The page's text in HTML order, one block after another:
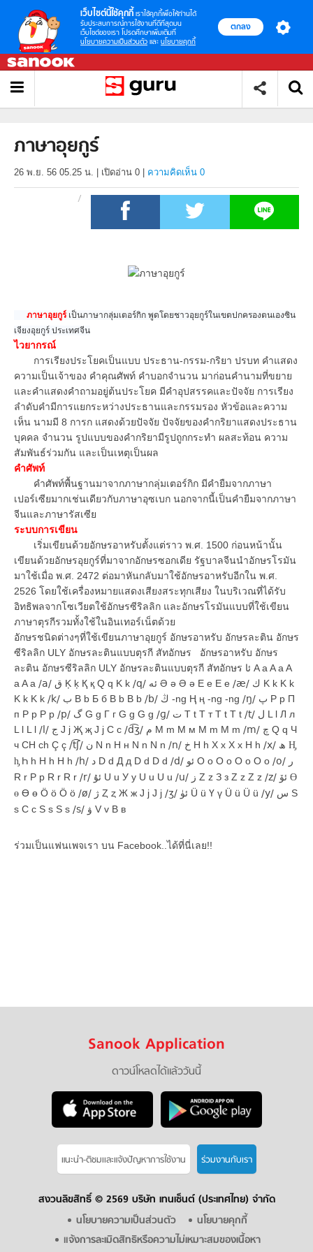
เว็บไซต์นี้ใช้คุกกี้ เราใช้คุกกี้เพื่อให้ท่านได้
รับประสบการณ์การใช้งานที่ดีที่สุดบน
เว็บไซต์ของเรา โปรดศึกษาเพิ่มเติมที่
นโยบายความเป็นส่วนตัว และ นโยบายคุกกี้
ตกลง
ภาษาอุยกูร์
26 พ.ย. 56 05.25 น. เปิดอ่าน 0 ความคิดเห็น 0
ภาษาอุยกูร์ เป็นภาษากลุ่มเตอร์กิก พูดโดยชาวอุยกูร์ในเขตปกครองตนเองซิน
เจียงอุยกูร์ ประเทศจีน
ไวยากรณ์
การเรียงประโยคเป็นแบบ ประธาน-กรรม-กริยา ปรบท คำแสดง
ความเป็นเจ้าของ คำคุณศัพท์ คำบอกจำนวน มาก่อนคำนามที่ขยาย
และคำแสดงคำถามอยู่ต้นประโยค มีคำอุปสรรคและปัจจัย การเรียง
ลำดับคำมีการแยกระหว่างประธานและกรรมรอง หัวข้อและความ
เห็น นามมี 8 การก แสดงด้วยปัจจัย ปัจจัยของคำกริยาแสดงประธาน
บุคคล จำนวน รูปแบบของคำกริยามีรูปถูกกระทำ ผลสะท้อน ความ
สัมพันธ์ร่วมกัน และเป็นเหตุเป็นผล
คำศัพท์
คำศัพท์พื้นฐานมาจากภาษากลุ่มเตอร์กิก มีคำยืมจากภาษา
เปอร์เซียมากเช่นเดียวกับภาษาอุซเบก นอกจากนี้เป็นคำยืมจากภาษา
จีนและภาษารัสเซีย
ระบบการเขียน
เริ่มเขียนด้วยอักษรอาหรับตั้งแต่ราว พ.ศ. 1500 ก่อนหน้านั้น
เขียนด้วยอักษรอุยกูร์ที่มาจากอักษรซอกเดีย รัฐบาลจีนนำอักษรโรมัน
มาใช้เมื่อ พ.ศ. 2472 ต่อมาหันกลับมาใช้อักษรอาหรับอีกใน พ.ศ.
2526 โดยใช้เครื่องหมายแสดงเสียงสระทุกเสียง ในบริเวณที่ได้รับ
อิทธิพลจากโซเวียตใช้อักษรซีริลลิก และอักษรโรมันแบบที่ใช้เขียน
ภาษาตุรกีรวมทั้งใช้ในอินเทอร์เน็ตด้วย
อักษรชนิดต่างๆที่ใช้เขียนภาษาอุยกูร์ อักษรอาหรับ อักษรละติน อักษร
ซีริลลิก ULY อักษรละตินแบบตุรกี สัทอักษร อักษรอาหรับ อักษร
ละติน อักษรซีริลลิก ULY อักษรละตินแบบตุรกี สัทอักษร ئا A a A a A
a A a /a/ ق Ķ ķ Қ қ Q q K k /q/ ئە Ə ə Ə ə E e E e /æ/
K k K k /k/ ب B b Б б B b B b /b/ ڭ -ng Ң ң -ng -ng /ŋ/
п P p P p /p/ گ G g Г г G g G g /ɡ/ ت T t Т т T t T t /t/
L l L l /l/ ج J j Җ җ J j C c /d͡ʒ/ م M m М м M m M m /m/
ч CH ch Ç ç /t͡ʃ/ ن N n Н н N n N n /n/ خ H h X x X x H h /x/
H̡
h̡ Һ һ H h H h /h/ د D d Д д D d D d /d/ ئو O o О о О о O o /o/
R r Р р R r R r /r/ ئۇ U u У у U u U u /u/ ز Z z З з Z z Z z /z/
Ɵ
ɵ Ө ө Ö ö Ö ö /ø/ ژ Ȥ ȥ Ж ж J j J j /ʒ/ ئۈ Ü ü Ү ү Ü ü Ü ü /y/
s С с S s S s /s/ ۋ V v В в
ร่วมเป็นแฟนเพจเรา บน Facebook..ได้ที่นี่เลย!!
Sanook Application
ดาวน์โหลดได้แล้ววันนี้
แนะนำ-ติชมเเละแจ้งปัญหาการใช้งาน ร่วมงานกับเรา
สงวนลิขสิทธิ์ © 2569 บริษัท เทนเซ็นต์ (ประเทศไทย) จำกัด
นโยบายความเป็นส่วนตัว
นโยบายคุกกี้
แจ้งการละเมิดสิทธิหรือความไม่เหมาะสมของเนื้อหา